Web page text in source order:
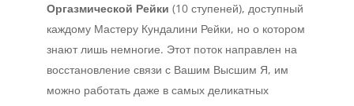
Оргазмической Рейки (10 ступеней), доступный
каждому Мастеру Кундалини Рейки, но о котором
знают лишь немногие. Этот поток направлен на
восстановление связи с Вашим Высшим Я, им
можно работать даже в самых деликатных